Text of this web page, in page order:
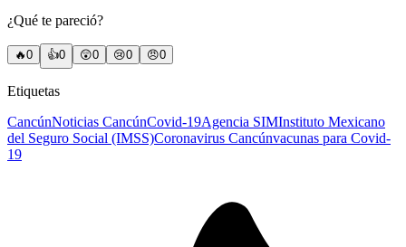
¿Qué te pareció?
🔥0 👍0 😲0 😢0 😠0
Etiquetas
CancúnNoticias CancúnCovid-19Agencia SIMInstituto Mexicano
del Seguro Social (IMSS)Coronavirus Cancúnvacunas para Covid-
19